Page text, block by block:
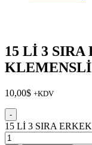
15 Lİ 3
KLEMENSLİ
10,00$ +KDV
-
15 Lİ 3 SIRA